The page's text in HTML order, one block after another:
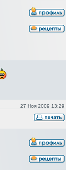
27 Ноя 2009 13:29